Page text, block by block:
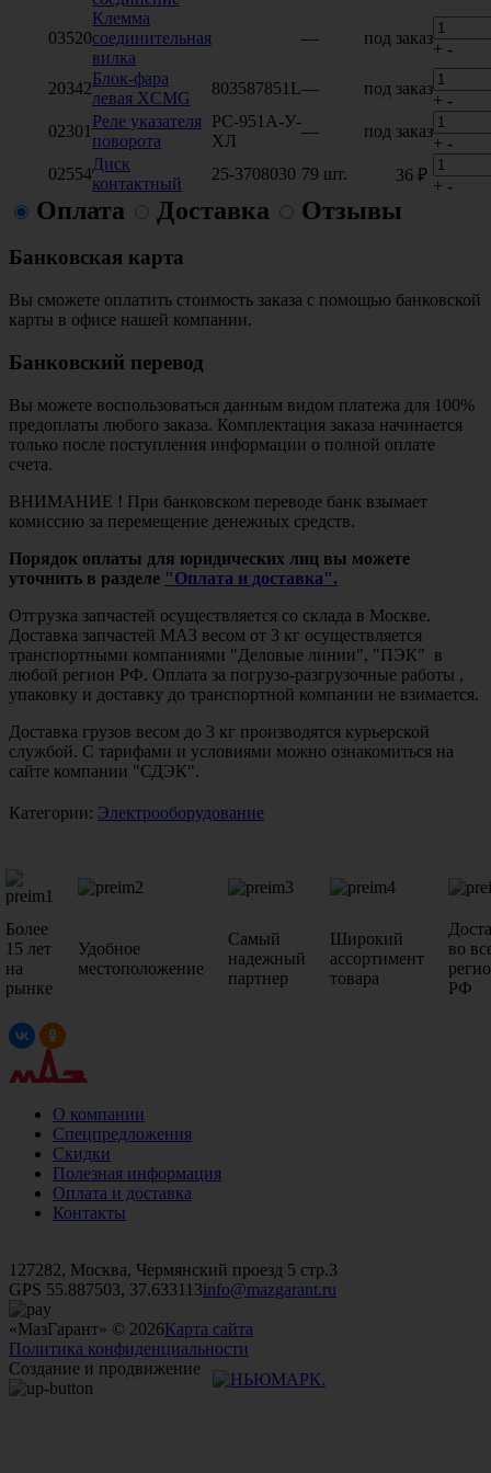
03520
Клемма
соединительная
вилка
— под заказ
+ -
20342
Блок-фара
левая XCMG
803587851L— под заказ
+ -
02301
Реле указателя
поворота
РС-951А-У-
ХЛ
— под заказ
+ -
02554
Диск
контактный
25-3708030 79 шт. 36 ₽
+ -
Оплата Доставка Отзывы
Банковская карта
Вы сможете оплатить стоимость заказа с помощью банковской
карты в офисе нашей компании.
Банковский перевод
Вы можете воспользоваться данным видом платежа для 100%
предоплаты любого заказа. Комплектация заказа начинается
только после поступления информации о полной оплате
счета.
ВНИМАНИЕ ! При банковском переводе банк взымает
комиссию за перемещение денежных средств.
Порядок оплаты для юридических лиц вы можете
уточнить в разделе "Оплата и доставка".
Отгрузка запчастей осуществляется со склада в Москве.
Доставка запчастей МАЗ весом от 3 кг осуществляется
транспортными компаниями "Деловые линии", "ПЭК" в
любой регион РФ. Оплата за погрузо-разгрузочные работы ,
упаковку и доставку до транспортной компании не взимается.
Доставка грузов весом до 3 кг производятся курьерской
службой. С тарифами и условиями можно ознакомиться на
сайте компании "СДЭК".
Категории: Электрооборудование
Более
15 лет
на
рынке
Удобное
местоположение
Самый
надежный
партнер
Широкий
ассортимент
товара
во
РФ
О компании
Спецпредложения
Скидки
Полезная информация
Оплата и доставка
Контакты
127282, Москва, Чермянский проезд 5 стр.3
GPS 55.887503, 37.633113info@mazgarant.ru
«МазГарант» © 2026Карта сайта
Политика конфиденциальности
Создание и продвижение